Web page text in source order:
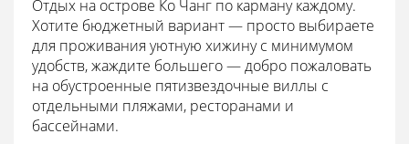
Отдых на острове Ко Чанг по карману каждому.
Хотите бюджетный вариант — просто выбираете
для проживания уютную хижину с минимумом
удобств, жаждите большего — добро пожаловать
на обустроенные пятизвездочные виллы с
отдельными пляжами, ресторанами и
бассейнами.